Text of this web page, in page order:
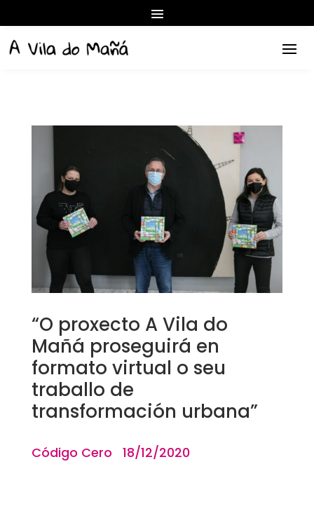
“O proxecto A Vila do
Mañá proseguirá en
formato virtual o seu
traballo de
transformación urbana”
Código Cero 18/12/2020